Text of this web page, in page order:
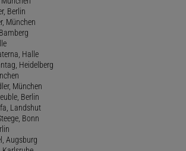
Berlin
München
Halle
Heidelberg
München
Berlin
Landshut
Bonn
Augsburg